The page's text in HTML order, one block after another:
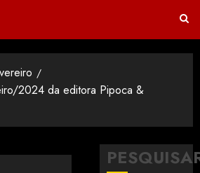
2024 da editora Pipoca &